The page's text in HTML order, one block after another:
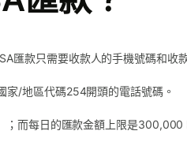
匯款只需要收款人的手機號碼和收
家/地區代碼254開頭的電話號碼。
而每日的匯款金額上限是300,000